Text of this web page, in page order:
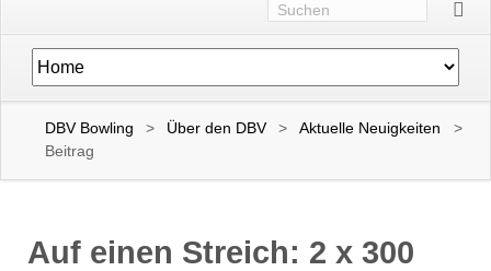
Navigation
überspringen
DBV Bowling Über den DBV
Aktuelle Neuigkeiten
Beitrag
Auf einen Streich: 2 x 300